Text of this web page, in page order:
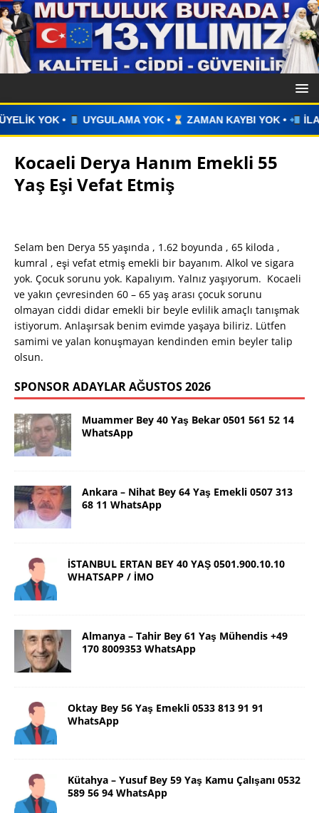
YOK • ZAMAN KAYBI YOK • İLAN VERİN • WHATSAPP
Kocaeli Derya Hanım Emekli 55
Yaş Eşi Vefat Etmiş
Selam ben Derya 55 yaşında , 1.62 boyunda , 65 kiloda ,
kumral , eşi vefat etmiş emekli bir bayanım. Alkol ve sigara
yok. Çocuk sorunu yok. Kapalıyım. Yalnız yaşıyorum. Kocaeli
ve yakın çevresinden 60 – 65 yaş arası çocuk sorunu
olmayan ciddi didar emekli bir beyle evlilik amaçlı tanışmak
istiyorum. Anlaşırsak benim evimde yaşaya biliriz. Lütfen
samimi ve yalan konuşmayan kendinden emin beyler talip
olsun.
SPONSOR ADAYLAR AĞUSTOS 2026
Muammer Bey 40 Yaş Bekar 0501 561 52 14
WhatsApp
Ankara – Nihat Bey 64 Yaş Emekli 0507 313
68 11 WhatsApp
İSTANBUL ERTAN BEY 40 YAŞ 0501.900.10.10
WHATSAPP / İMO
Almanya – Tahir Bey 61 Yaş Mühendis +49
170 8009353 WhatsApp
Oktay Bey 56 Yaş Emekli 0533 813 91 91
WhatsApp
Kütahya – Yusuf Bey 59 Yaş Kamu Çalışanı 0532
589 56 94 WhatsApp